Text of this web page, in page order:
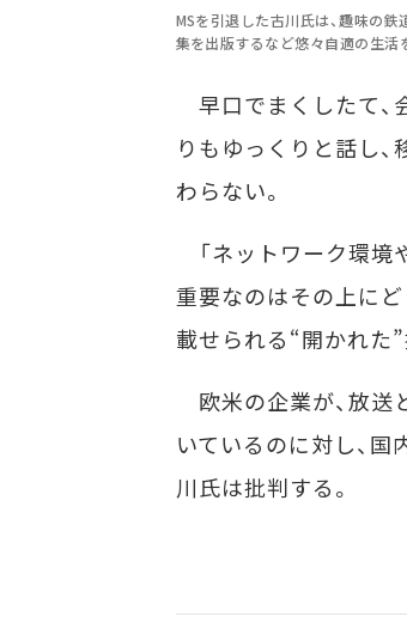
MSを引退した古川氏は、趣味の
集を出版するなど悠々自適の生活
早口でまくしたて、
りもゆっくりと話し
わらない。
「ネットワーク環境
重要なのはその上に
載せられる“開かれた
欧米の企業が、放送
いているのに対し、
川氏は批判する。